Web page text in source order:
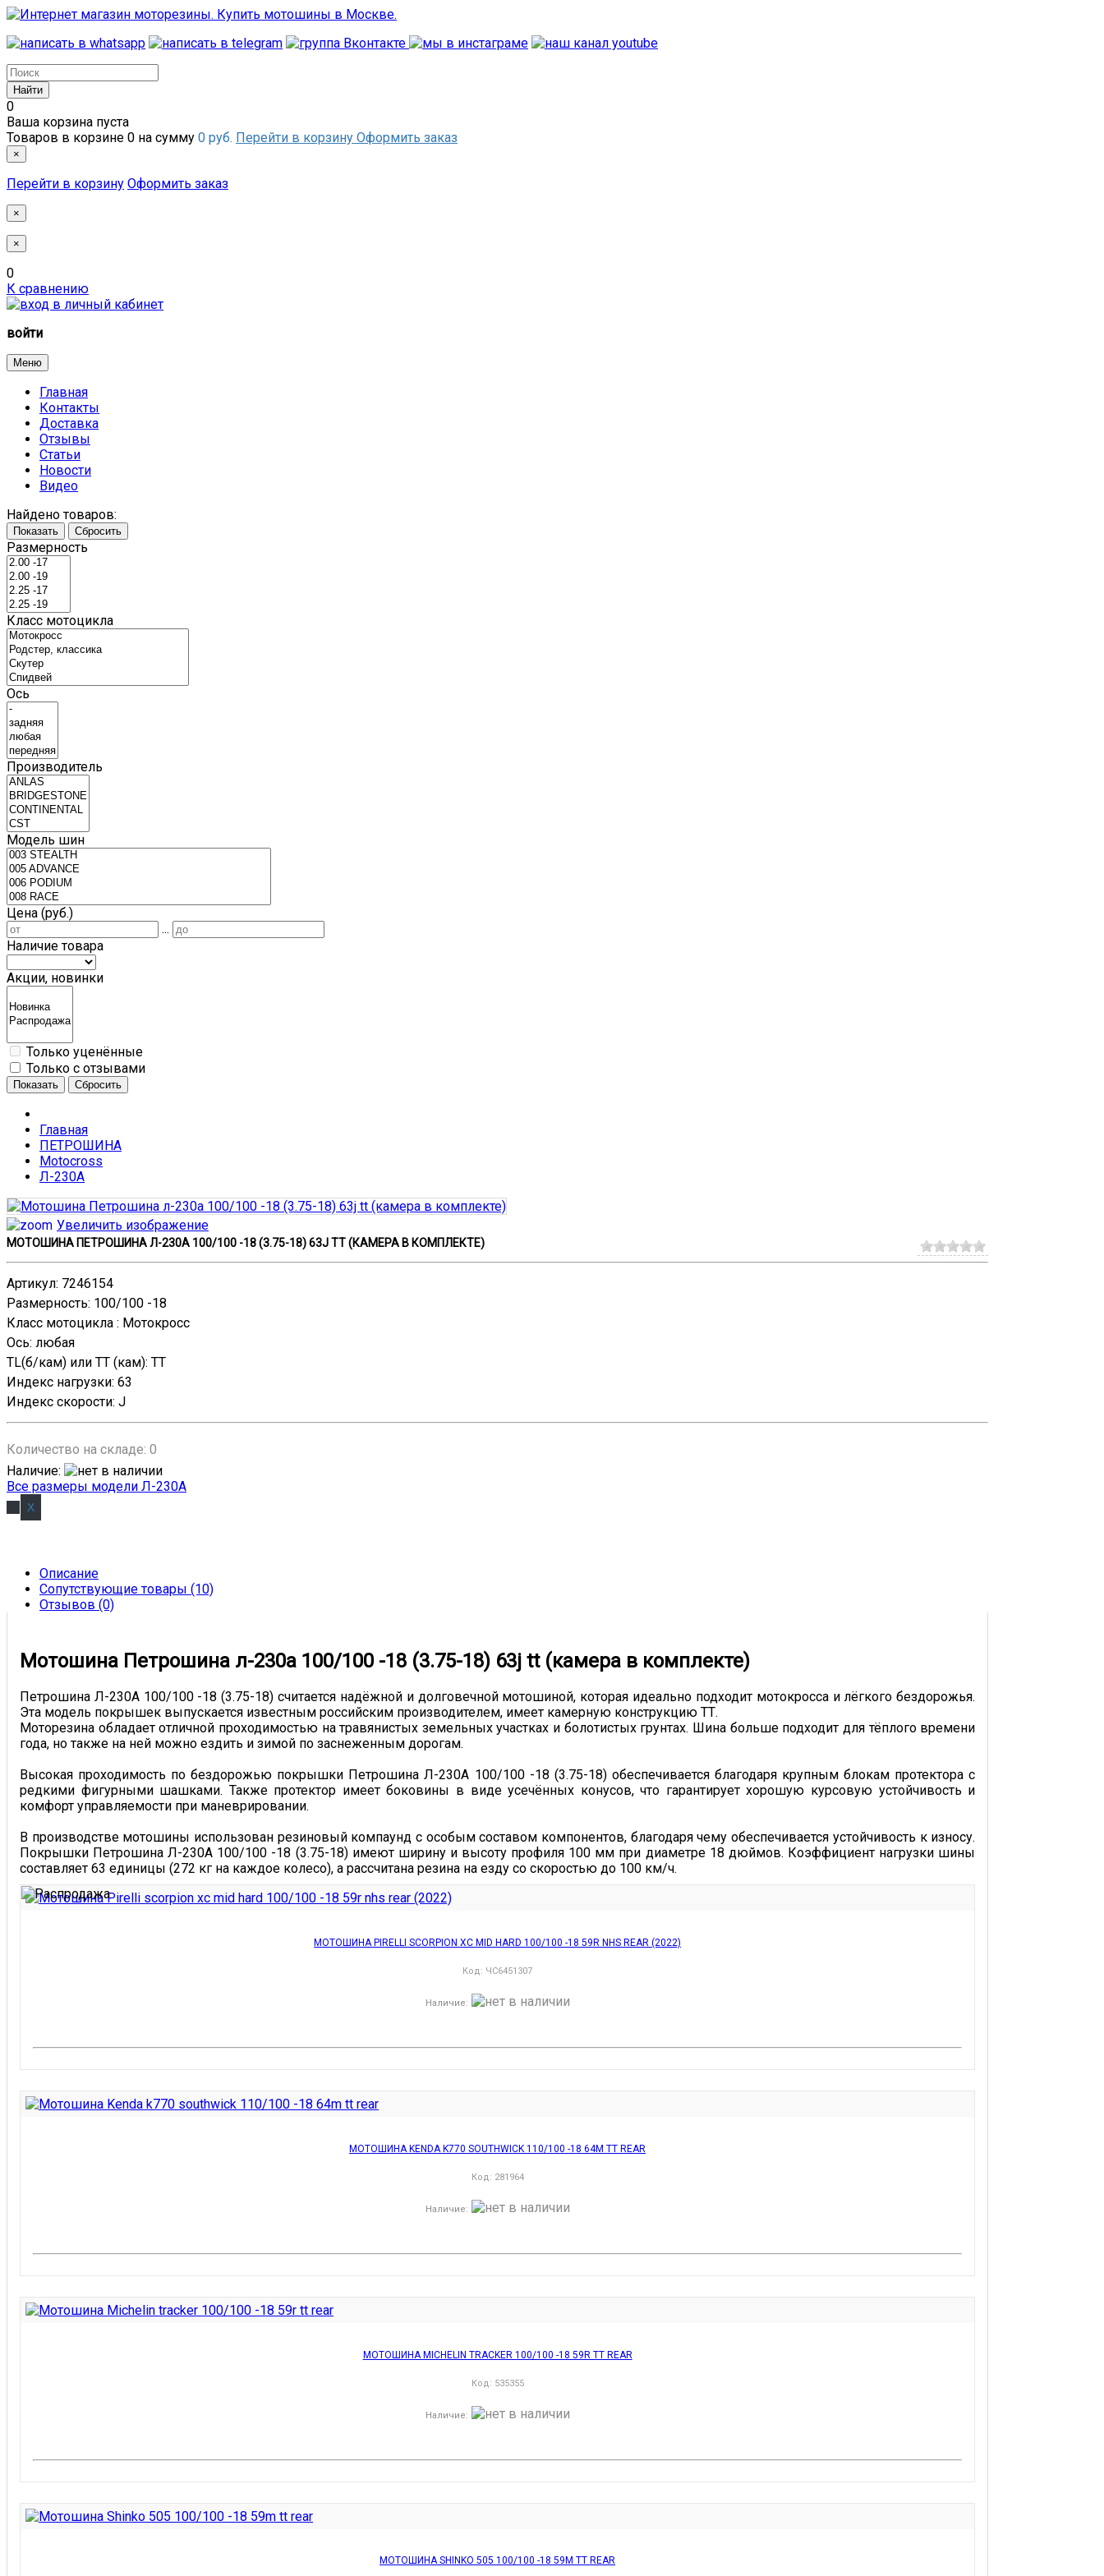
0
Ваша корзина пуста
Товаров в корзине 0 на сумму 0 руб. Перейти в корзину Оформить заказ
×
Перейти в корзину Оформить заказ
×
×
0
К сравнению
войти
Меню
Главная
Контакты
Доставка
Отзывы
Статьи
Новости
Видео
Найдено товаров:
Показать Сбросить
Размерность
Класс мотоцикла
Ось
Производитель
Модель шин
Цена (руб.)
...
Наличие товара
Акции, новинки
Только уценённые
Только с отзывами
Показать Сбросить
Главная
ПЕТРОШИНА
Motocross
Л-230А
Увеличить изображение
МОТОШИНА ПЕТРОШИНА Л-230А 100/100 -18 (3.75-18) 63J TT (КАМЕРА В КОМПЛЕКТЕ)
Артикул: 7246154
Размерность: 100/100 -18
Класс мотоцикла : Мотокросс
Ось: любая
TL(б/кам) или TT (кам): TT
Индекс нагрузки: 63
Индекс скорости: J
Количество на складе: 0
Наличие:
Все размеры модели Л-230А
Описание
Сопутствующие товары (10)
Отзывов (0)
Мотошина Петрошина л-230а 100/100 -18 (3.75-18) 63j tt (камера в комплекте)
Петрошина Л-230А 100/100 -18 (3.75-18) считается надёжной и долговечной мотошиной, которая идеально подходит мотокросса и лёгкого бездорожья.
Эта модель покрышек выпускается известным российским производителем, имеет камерную конструкцию ТТ.
Моторезина обладает отличной проходимостью на травянистых земельных участках и болотистых грунтах. Шина больше подходит для тёплого времени
года, но также на ней можно ездить и зимой по заснеженным дорогам.
Высокая проходимость по бездорожью покрышки Петрошина Л-230А 100/100 -18 (3.75-18) обеспечивается благодаря крупным блокам протектора с
редкими фигурными шашками. Также протектор имеет боковины в виде усечённых конусов, что гарантирует хорошую курсовую устойчивость и
комфорт управляемости при маневрировании.
В производстве мотошины использован резиновый компаунд с особым составом компонентов, благодаря чему обеспечивается устойчивость к износу.
Покрышки Петрошина Л-230А 100/100 -18 (3.75-18) имеют ширину и высоту профиля 100 мм при диаметре 18 дюймов. Коэффициент нагрузки шины
составляет 63 единицы (272 кг на каждое колесо), а рассчитана резина на езду со скоростью до 100 км/ч.
МОТОШИНА PIRELLI SCORPION XC MID HARD 100/100 -18 59R NHS REAR (2022)
Код: ЧС6451307
Наличие:
МОТОШИНА KENDA K770 SOUTHWICK 110/100 -18 64M TT REAR
Код: 281964
Наличие:
МОТОШИНА MICHELIN TRACKER 100/100 -18 59R TT REAR
Код: 535355
Наличие:
МОТОШИНА SHINKO 505 100/100 -18 59M TT REAR